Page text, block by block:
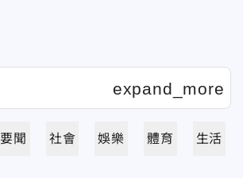
要聞 社會 娛樂 體育 生活